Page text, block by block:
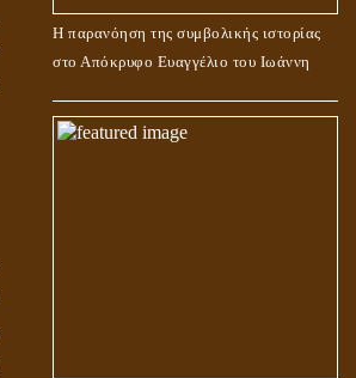
Η παρανόηση της συμβολικής ιστορίας
στο Απόκρυφο Ευαγγέλιο του Ιωάννη